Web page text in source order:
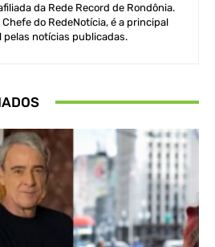
da Rede Record de Rondônia.
do RedeNotícia, é a principal
pelas notícias publicadas.